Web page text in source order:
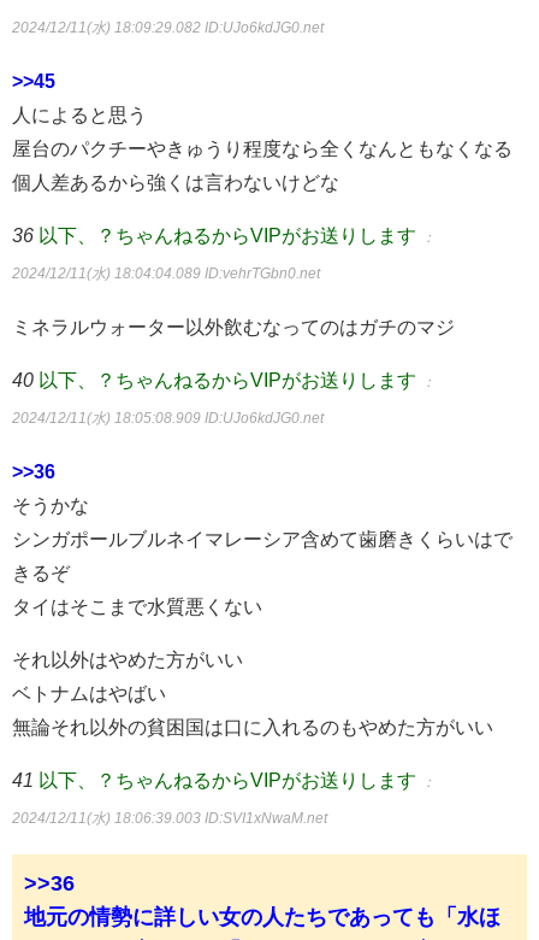
2024/12/11(水) 18:09:29.082 ID:UJo6kdJG0.net
>>45
人によると思う
屋台のパクチーやきゅうり程度なら全くなんともなくなる
個人差あるから強くは言わないけどな
36 以下、？ちゃんねるからVIPがお送りします ：
2024/12/11(水) 18:04:04.089 ID:vehrTGbn0.net
ミネラルウォーター以外飲むなってのはガチのマジ
40 以下、？ちゃんねるからVIPがお送りします ：
2024/12/11(水) 18:05:08.909 ID:UJo6kdJG0.net
>>36
そうかな
シンガポールブルネイマレーシア含めて歯磨きくらいはで
きるぞ
タイはそこまで水質悪くない
それ以外はやめた方がいい
ベトナムはやばい
無論それ以外の貧困国は口に入れるのもやめた方がいい
41 以下、？ちゃんねるからVIPがお送りします ：
2024/12/11(水) 18:06:39.003 ID:SVI1xNwaM.net
>>36
地元の情勢に詳しい女の人たちであっても「水ほ